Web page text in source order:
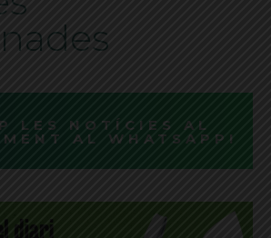
LES NOTÍCIES AL
AL WHATSAPP!